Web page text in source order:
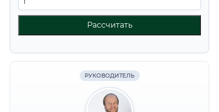
Рассчитать
РУКОВОДИТЕЛЬ